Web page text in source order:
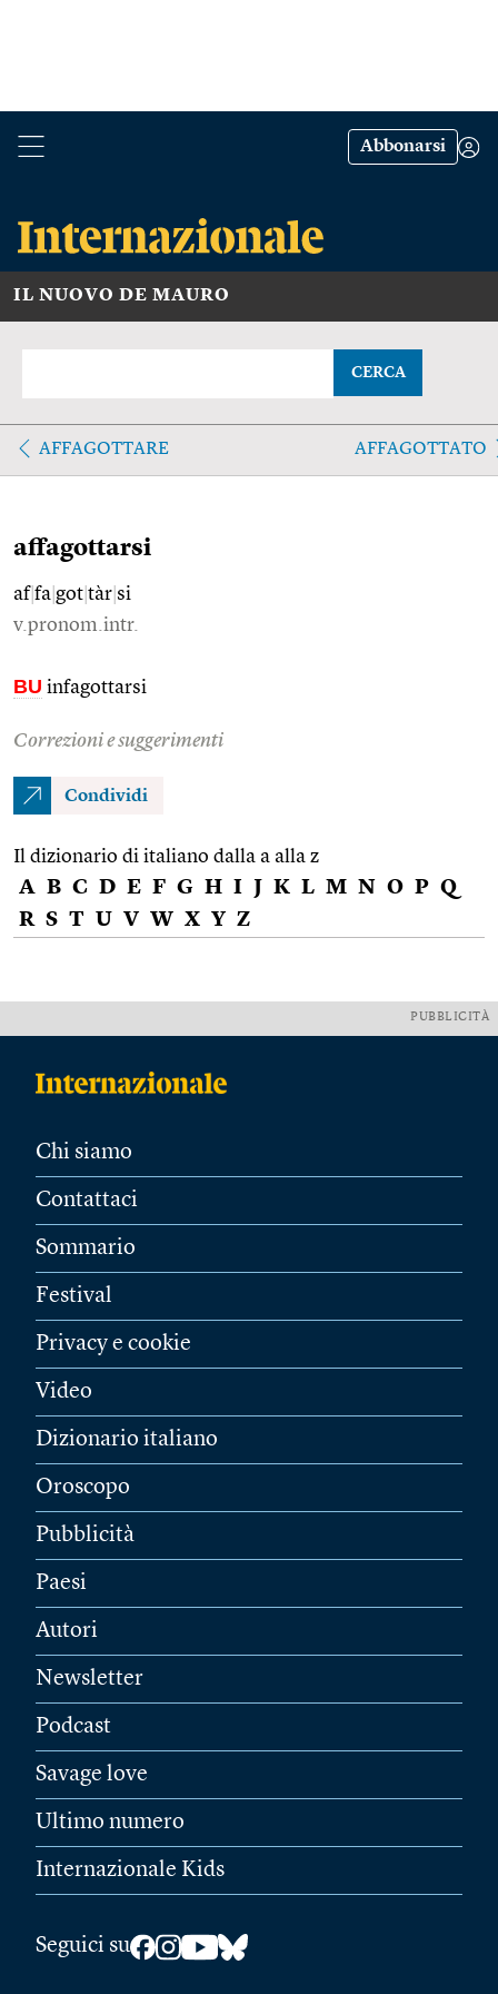
Abbonarsi
IL NUOVO DE MAURO
CERCA
AFFAGOTTARE AFFAGOTTATO
affagottarsi
af|fa got tàr si
v.pronom.intr.
BU infagottarsi
Correzioni e suggerimenti
Condividi
Il dizionario di italiano dalla a alla z
A B C D E F G H I J K L M N O P Q
R S T U V W X Y Z
PUBBLICITÀ
Chi siamo
Contattaci
Sommario
Festival
Privacy e cookie
Video
Dizionario italiano
Oroscopo
Pubblicità
Paesi
Autori
Newsletter
Podcast
Savage love
Ultimo numero
Internazionale Kids
Seguici su